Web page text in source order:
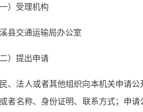
一）受理机构
县交通运输局办公室
二）提出申请
、法人或者其他组织向本机关申请
者名称、身份证明、联系方式；申